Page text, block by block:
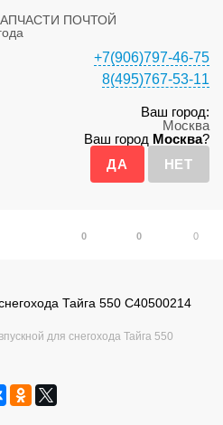
ПОЧТОЙ
+7(906)797-46-75
8(495)767-53-11
Ваш город:
Москва
Ваш город Москва?
0
0 0
Тайга 550 С40500214
для снегохода Тайга 550